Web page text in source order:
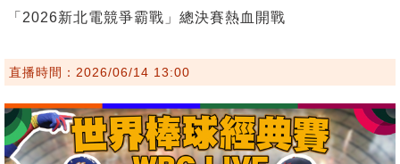
「2026新北電競爭霸戰」總決賽熱血開戰
直播時間：2026/06/14 13:00